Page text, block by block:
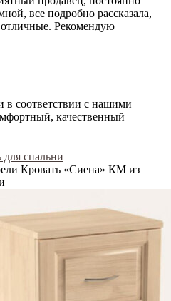
все подробно рассказала,
Рекомендую
в соответствии с нашими
качественный
спальни
Кровать «Сиена» КМ из